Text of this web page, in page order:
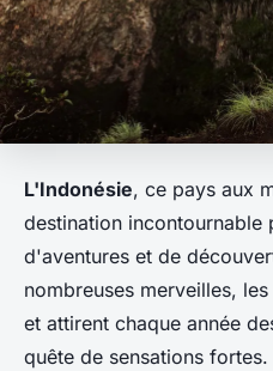
L'Indonésie, ce pays aux
destination incontournable
d'aventures et de
nombreuses merveilles, les
et attirent chaque année
quête de sensations